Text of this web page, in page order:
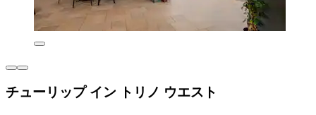
チューリップ イン トリノ ウエスト